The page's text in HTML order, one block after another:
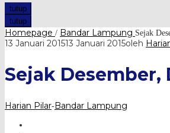
tutup
tutup
Homepage / Bandar Lampung Sejak
13 Januari 201513 Januari 2015oleh
Sejak Desember,
Harian Pilar-Bandar Lampung